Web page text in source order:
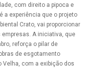
com direito a pipoca e
a experiência que o projeto
Crato, vai proporcionar
A iniciativa, que
reforça o pilar de
de esgotamento
com a exibição dos